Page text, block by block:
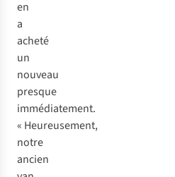
en
a
acheté
un
nouveau
presque
immédiatement.
« Heureusement,
notre
ancien